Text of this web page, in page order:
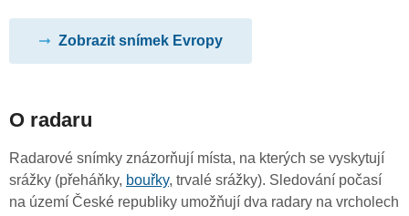
Zobrazit snímek Evropy
O radaru
Radarové snímky znázorňují místa, na kterých se vyskytují
srážky (přeháňky, bouřky, trvalé srážky). Sledování počasí
na území České republiky umožňují dva radary na vrcholech